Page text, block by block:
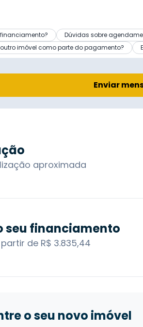
Dúvidas sobre
imóvel como parte do pagamento?
Enviar
aproximada
seu financiamento
de R$ 3.835,44
o seu novo imóvel